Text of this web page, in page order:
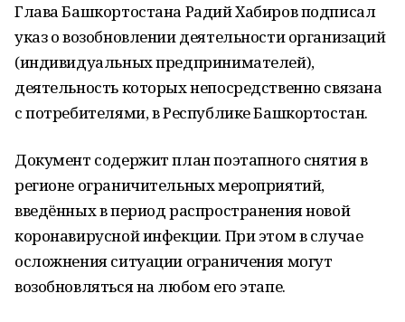
Глава Башкортостана Радий Хабиров подписал
указ о возобновлении деятельности организаций
(индивидуальных предпринимателей),
деятельность которых непосредственно связана
с потребителями, в Республике Башкортостан.
Документ содержит план поэтапного снятия в
регионе ограничительных мероприятий,
введённых в период распространения новой
коронавирусной инфекции. При этом в случае
осложнения ситуации ограничения могут
возобновляться на любом его этапе.